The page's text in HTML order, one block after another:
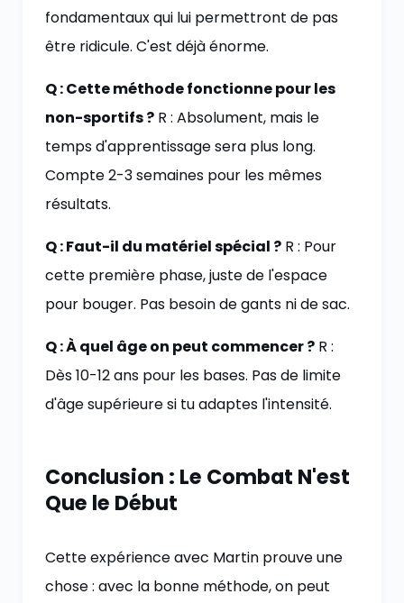
fondamentaux qui lui permettront de pas
être ridicule. C'est déjà énorme.
Q : Cette méthode fonctionne pour les
non-sportifs ? R : Absolument, mais le
temps d'apprentissage sera plus long.
Compte 2-3 semaines pour les mêmes
résultats.
Q : Faut-il du matériel spécial ? R : Pour
cette première phase, juste de l'espace
pour bouger. Pas besoin de gants ni de sac.
Q : À quel âge on peut commencer ? R :
Dès 10-12 ans pour les bases. Pas de limite
d'âge supérieure si tu adaptes l'intensité.
Conclusion : Le Combat N'est
Que le Début
Cette expérience avec Martin prouve une
chose : avec la bonne méthode, on peut